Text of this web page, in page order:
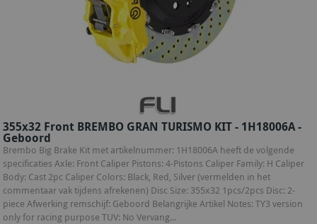
355x32 Front BREMBO GRAN TURISMO KIT - 1H18006A -
Geboord
Brembo Big Brake Kit met artikelnummer: 1H18006A heeft de volgende
specificaties Axle: Front Caliper Pistons: 4-Pistons Caliper Family: H Caliper
Body: Cast 2pc Caliper Colors: Black, Red, Silver (vermelden in het
commentaar vak tijdens afrekenen) Disc Size: 355x32 1pcs/2pcs Disc: 2-
piece Afwerking remschijf: Geboord Belangrijke Artikel Notes: TY3 version
only for racing purpose TUV: No Vervang...